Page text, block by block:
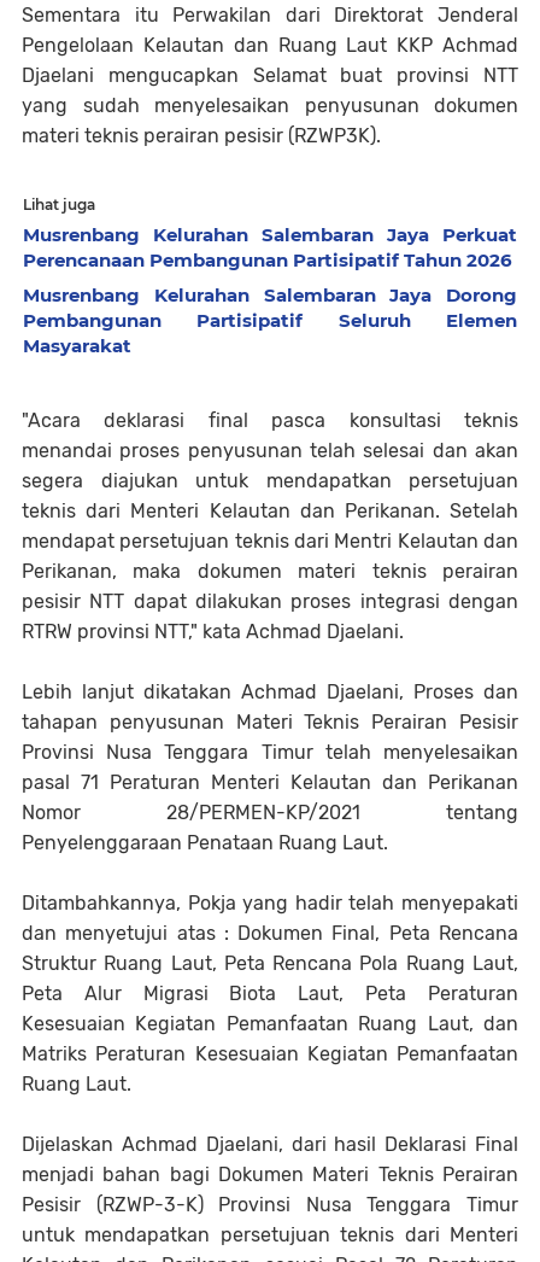
Sementara itu Perwakilan dari Direktorat Jenderal
Pengelolaan Kelautan dan Ruang Laut KKP Achmad
Djaelani mengucapkan Selamat buat provinsi NTT
yang sudah menyelesaikan penyusunan dokumen
materi teknis perairan pesisir (RZWP3K).
Lihat juga
Musrenbang Kelurahan Salembaran Jaya Perkuat
Perencanaan Pembangunan Partisipatif Tahun 2026
Musrenbang Kelurahan Salembaran Jaya Dorong
Pembangunan Partisipatif Seluruh Elemen
Masyarakat
"Acara deklarasi final pasca konsultasi teknis
menandai proses penyusunan telah selesai dan akan
segera diajukan untuk mendapatkan persetujuan
teknis dari Menteri Kelautan dan Perikanan. Setelah
mendapat persetujuan teknis dari Mentri Kelautan dan
Perikanan, maka dokumen materi teknis perairan
pesisir NTT dapat dilakukan proses integrasi dengan
RTRW provinsi NTT," kata Achmad Djaelani.
Lebih lanjut dikatakan Achmad Djaelani, Proses dan
tahapan penyusunan Materi Teknis Perairan Pesisir
Provinsi Nusa Tenggara Timur telah menyelesaikan
pasal 71 Peraturan Menteri Kelautan dan Perikanan
Nomor 28/PERMEN-KP/2021 tentang
Penyelenggaraan Penataan Ruang Laut.
Ditambahkannya, Pokja yang hadir telah menyepakati
dan menyetujui atas : Dokumen Final, Peta Rencana
Struktur Ruang Laut, Peta Rencana Pola Ruang Laut,
Peta Alur Migrasi Biota Laut, Peta Peraturan
Kesesuaian Kegiatan Pemanfaatan Ruang Laut, dan
Matriks Peraturan Kesesuaian Kegiatan Pemanfaatan
Ruang Laut.
Dijelaskan Achmad Djaelani, dari hasil Deklarasi Final
menjadi bahan bagi Dokumen Materi Teknis Perairan
Pesisir (RZWP-3-K) Provinsi Nusa Tenggara Timur
untuk mendapatkan persetujuan teknis dari Menteri